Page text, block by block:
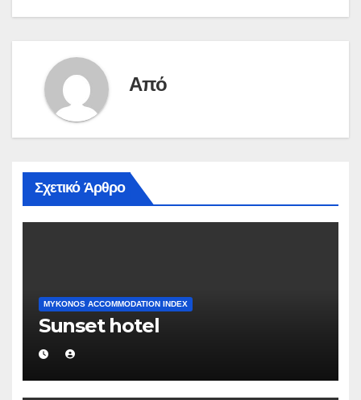
Από
Σχετικό Άρθρο
MYKONOS ACCOMMODATION INDEX
Sunset hotel